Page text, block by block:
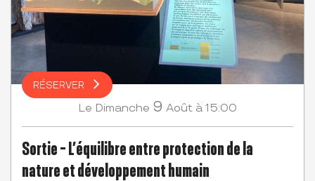
RÉSERVER
Le Dimanche 9 Août à 15:00
Sortie - L’équilibre entre protection de la
nature et développement humain